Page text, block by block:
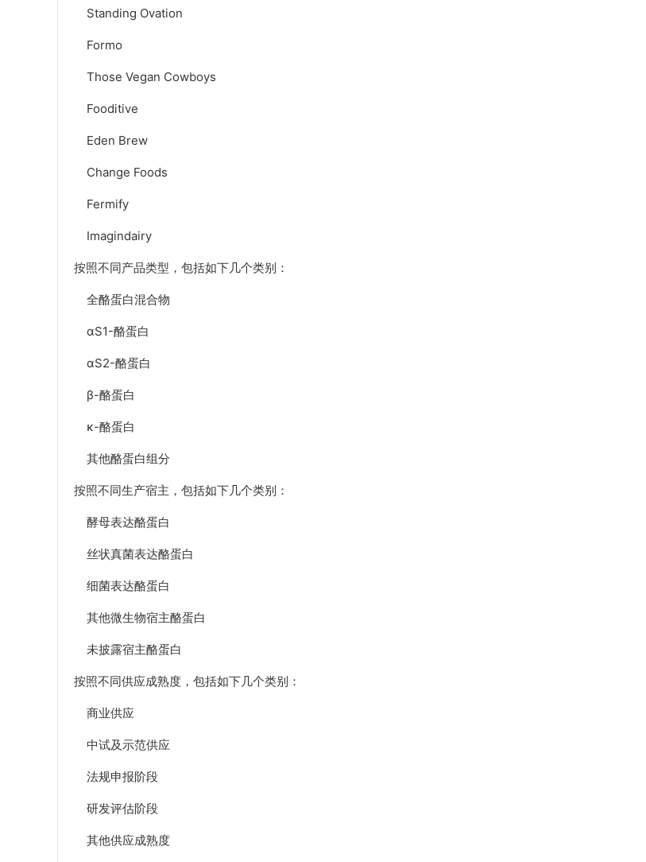
Standing Ovation
Formo
Those Vegan Cowboys
Fooditive
Eden Brew
Change Foods
Fermify
Imagindairy
按照不同产品类型，包括如下几个类别：
全酪蛋白混合物
αS1-酪蛋白
αS2-酪蛋白
β-酪蛋白
κ-酪蛋白
其他酪蛋白组分
按照不同生产宿主，包括如下几个类别：
酵母表达酪蛋白
丝状真菌表达酪蛋白
细菌表达酪蛋白
其他微生物宿主酪蛋白
未披露宿主酪蛋白
按照不同供应成熟度，包括如下几个类别：
商业供应
中试及示范供应
法规申报阶段
研发评估阶段
其他供应成熟度